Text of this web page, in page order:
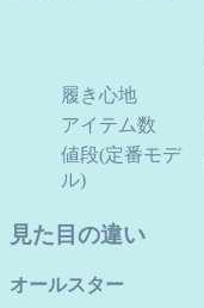
履き心地
アイテム数
値段(定番モデ
ル)
見た目の違い
オールスター